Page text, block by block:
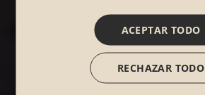
ACEPTAR TODO
RECHAZAR TODO